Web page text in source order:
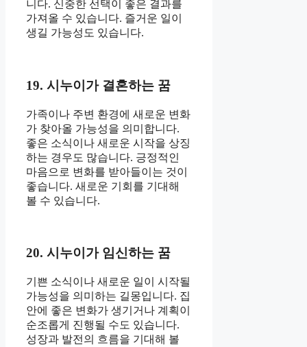
니다. 신중한 선택이 좋은 결과를
가져올 수 있습니다. 즐거운 일이
생길 가능성도 있습니다.
19. 시누이가 결혼하는 꿈
가족이나 주변 환경에 새로운 변화
가 찾아올 가능성을 의미합니다.
좋은 소식이나 새로운 시작을 상징
하는 경우도 많습니다. 긍정적인
마음으로 변화를 받아들이는 것이
좋습니다. 새로운 기회를 기대해
볼 수 있습니다.
20. 시누이가 임신하는 꿈
기쁜 소식이나 새로운 일이 시작될
가능성을 의미하는 길몽입니다. 집
안에 좋은 변화가 생기거나 계획이
순조롭게 진행될 수도 있습니다.
성장과 발전의 흐름을 기대해 볼